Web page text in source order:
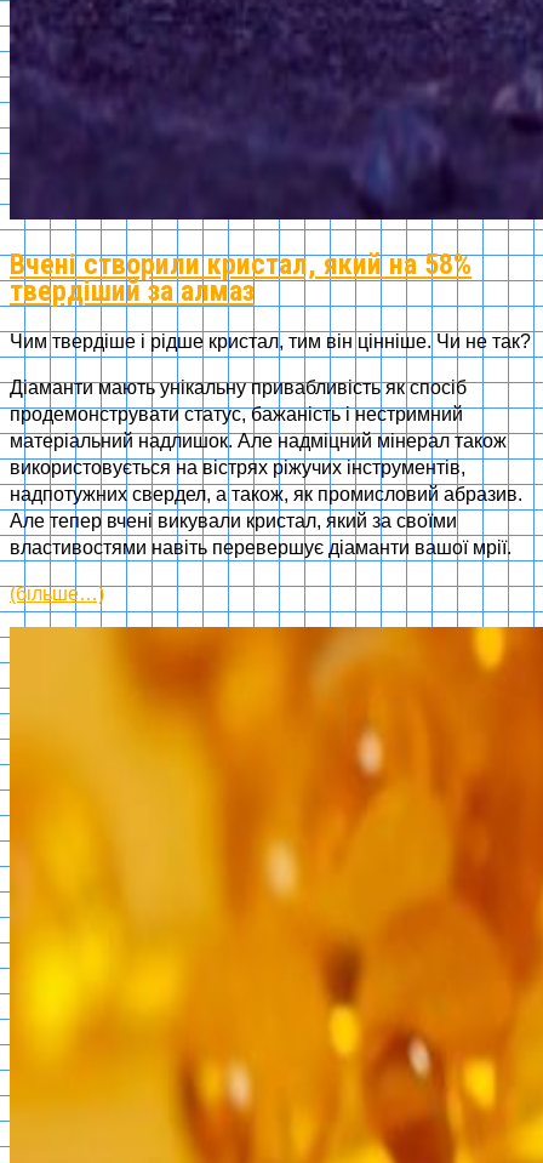
Вчені створили кристал, який на 58%
твердіший за алмаз
Чим твердіше і рідше кристал, тим він цінніше. Чи не так?
Діаманти мають унікальну привабливість як спосіб
продемонструвати статус, бажаність і нестримний
матеріальний надлишок. Але надміцний мінерал також
використовується на вістрях ріжучих інструментів,
надпотужних свердел, а також, як промисловий абразив.
Але тепер вчені викували кристал, який за своїми
властивостями навіть перевершує діаманти вашої мрії.
(більше…)